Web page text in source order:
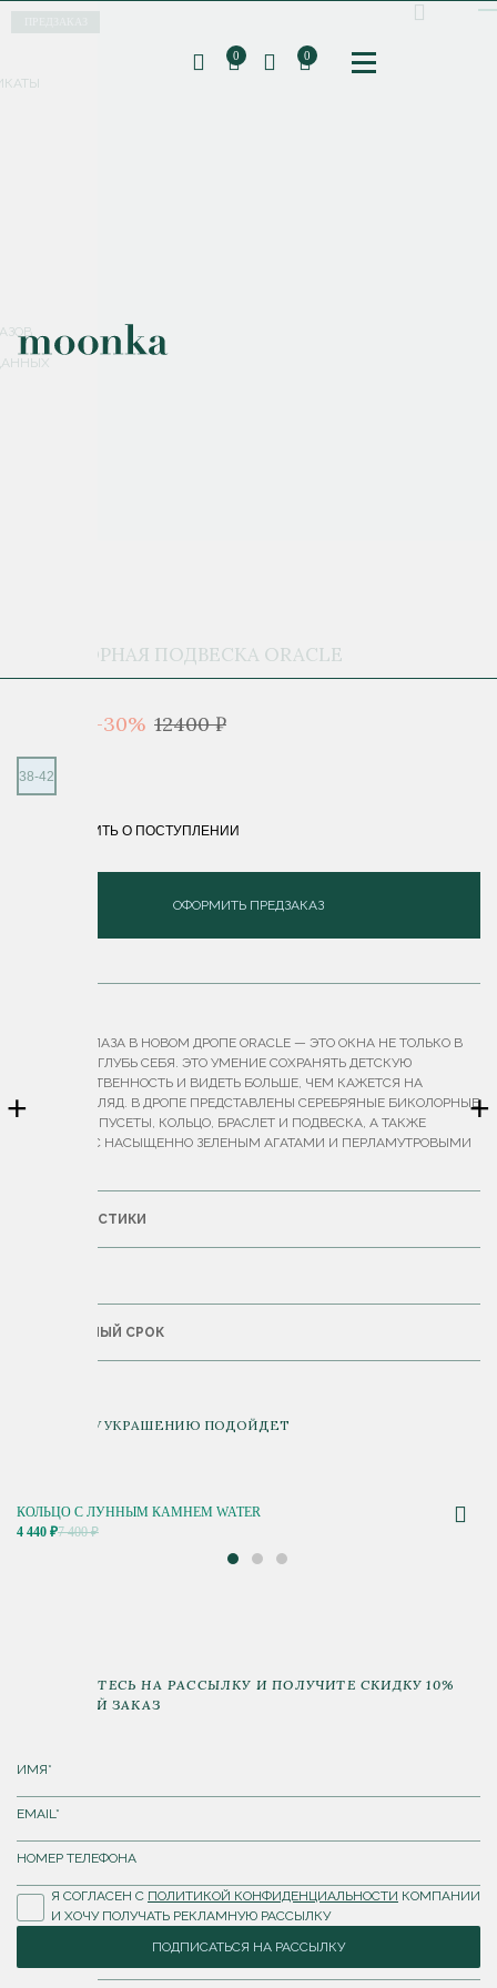
Соглашаюсь с
0 0
+ +
БИКОЛОРНАЯ ПОДВЕСКА ORACLE
-30% 12400 ₽
38-42
СООБЩИТЬ О ПОСТУПЛЕНИИ
ОФОРМИТЬ ПРЕДЗАКАЗ
ДВОЙНЫЕ ГЛАЗА В НОВОМ ДРОПЕ ORACLE — ЭТО ОКНА НЕ ТОЛЬКО В
МИР, НО И ВГЛУБЬ СЕБЯ. ЭТО УМЕНИЕ СОХРАНЯТЬ ДЕТСКУЮ
НЕПОСРЕДСТВЕННОСТЬ И ВИДЕТЬ БОЛЬШЕ, ЧЕМ КАЖЕТСЯ НА
ПЕРВЫЙ ВЗГЛЯД. В ДРОПЕ ПРЕДСТАВЛЕНЫ СЕРЕБРЯНЫЕ БИКОЛОРНЫЕ
ПОДВЕСКИ, ПУСЕТЫ, КОЛЬЦО, БРАСЛЕТ И ПОДВЕСКА, А ТАКЖЕ
ПОДВЕСКИ С НАСЫЩЕННО ЗЕЛЕНЫМ АГАТАМИ И ПЕРЛАМУТРОВЫМИ
ХАРАКТЕРИСТИКИ
ГАРАНТИЙНЫЙ СРОК
К ДАННОМУ УКРАШЕНИЮ ПОДОЙДЕТ
КОЛЬЦО С ЛУННЫМ КАМНЕМ WATER
4 440 ₽7 400 ₽
ПОДПИШИТЕСЬ НА РАССЫЛКУ И ПОЛУЧИТЕ СКИДКУ 10%
НА ПЕРВЫЙ ЗАКАЗ
Я СОГЛАСЕН С ПОЛИТИКОЙ КОНФИДЕНЦИАЛЬНОСТИ КОМПАНИИ
И ХОЧУ ПОЛУЧАТЬ РЕКЛАМНУЮ РАССЫЛКУ
ПОДПИСАТЬСЯ НА РАССЫЛКУ